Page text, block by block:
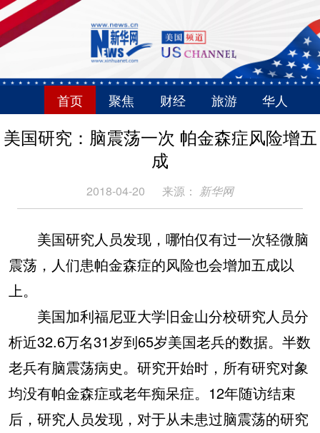
首页 聚焦 财经 旅游 华人
美国研究：脑震荡一次 帕金森症风险增五
成
2018-04-20 来源： 新华网
美国研究人员发现，哪怕仅有过一次轻微脑
震荡，人们患帕金森症的风险也会增加五成以
上。
美国加利福尼亚大学旧金山分校研究人员分
析近32.6万名31岁到65岁美国老兵的数据。半数
老兵有脑震荡病史。研究开始时，所有研究对象
均没有帕金森症或老年痴呆症。12年随访结束
后，研究人员发现，对于从未患过脑震荡的研究